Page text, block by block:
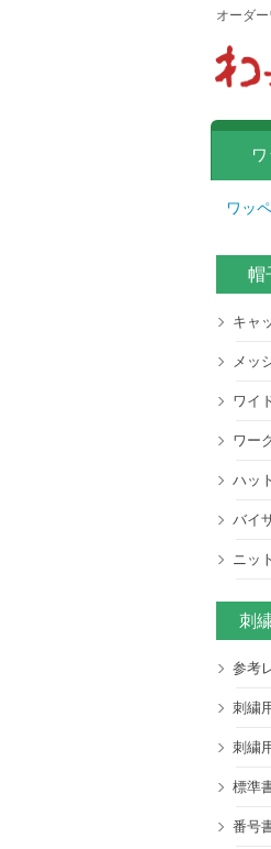
オーダ
刺繍
クロ
シル
レザ
フリ
ワッ
帽
キャ
メッ
ワイ
ワー
ハット
バイ
ニット
刺
参考
刺繍
刺繍
標準
番号